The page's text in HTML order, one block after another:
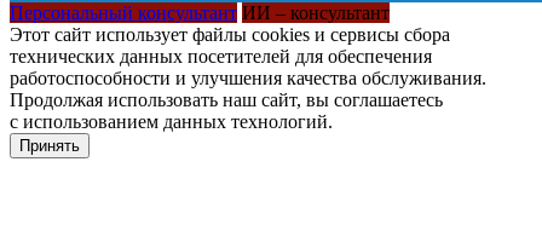
Персональный консультант ИИ – консультант
Этот сайт использует файлы cookies и сервисы сбора
технических данных посетителей для обеспечения
работоспособности и улучшения качества обслуживания.
Продолжая использовать наш сайт, вы соглашаетесь
с использованием данных технологий.
Принять